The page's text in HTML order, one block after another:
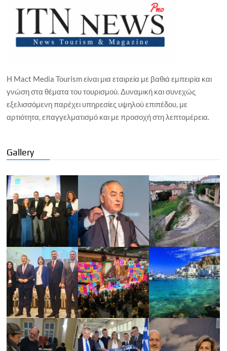
Η Mact Media Tourism είναι μια εταιρεία με βαθιά εμπειρία και
γνώση στα θέματα του τουρισμού. Δυναμική και συνεχώς
εξελισσόμενη παρέχει υπηρεσίες υψηλού επιπέδου, με
αρτιότητα, επαγγελματισμό και με προσοχή στη λεπτομέρεια.
Gallery